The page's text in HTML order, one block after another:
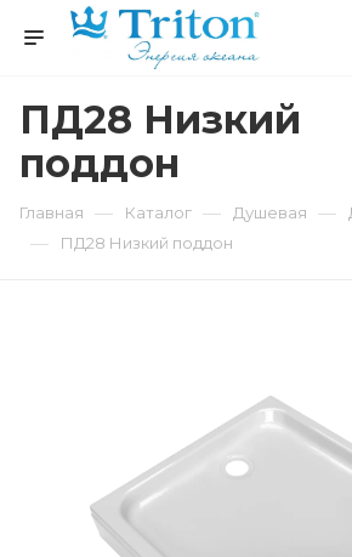
ПД28 Низкий
поддон
Главная — Каталог — Душевая —
— ПД28 Низкий поддон